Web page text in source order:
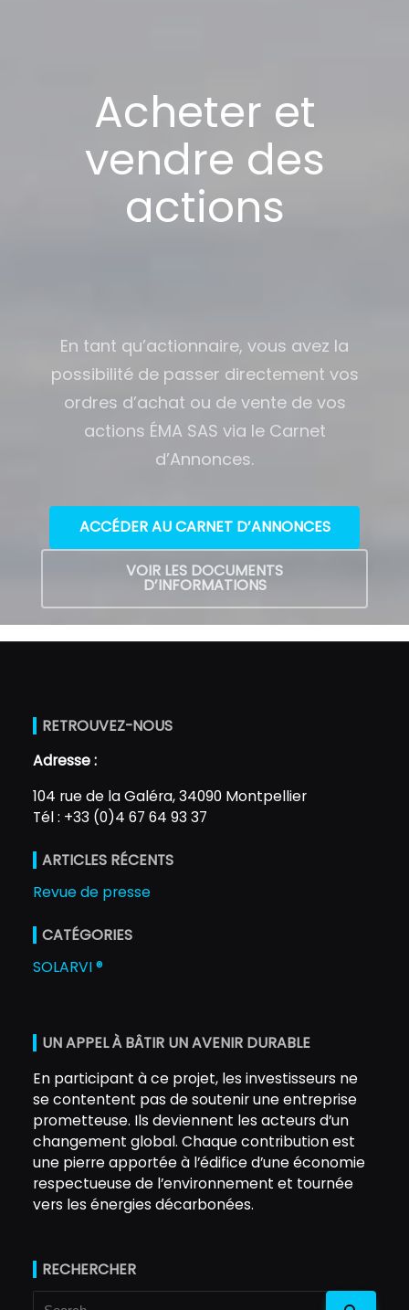
Acheter et
vendre des
actions
En tant qu’actionnaire, vous avez la
possibilité de passer directement vos
ordres d’achat ou de vente de vos
actions ÉMA SAS via le Carnet
d’Annonces.
ACCÉDER AU CARNET D’ANNONCES
VOIR LES DOCUMENTS
D’INFORMATIONS
RETROUVEZ-NOUS
Adresse :
104 rue de la Galéra, 34090 Montpellier
Tél : +33 (0)4 67 64 93 37
ARTICLES RÉCENTS
Revue de presse
CATÉGORIES
SOLARVI ®
UN APPEL À BÂTIR UN AVENIR DURABLE
En participant à ce projet, les investisseurs ne
se contentent pas de soutenir une entreprise
prometteuse. Ils deviennent les acteurs d’un
changement global. Chaque contribution est
une pierre apportée à l’édifice d’une économie
respectueuse de l’environnement et tournée
vers les énergies décarbonées.
RECHERCHER
Search